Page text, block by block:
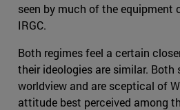
seen by much of the equipment
IRGC.
Both regimes feel a certain
their ideologies are similar.
worldview and are sceptical of
attitude best perceived among